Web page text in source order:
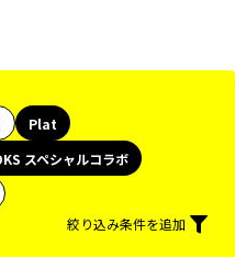
Plat
スペシャルコラボ
絞り込み条件を追加